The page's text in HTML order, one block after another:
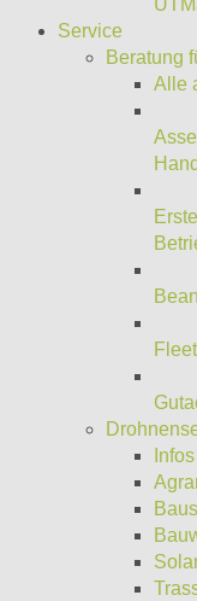
Service
Beratung
Alle